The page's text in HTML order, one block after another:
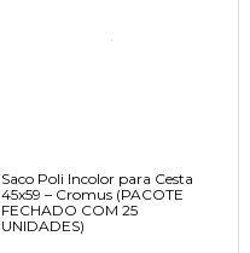
Saco Poli Incolor para Cesta
45x59 – Cromus (PACOTE
FECHADO COM 25
UNIDADES)